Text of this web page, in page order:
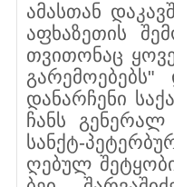
ამასთან
აფხაზეთის
თვითონაც
დანარჩენი
ჩანს
სანქტ-
ღე­ბუ­ლ